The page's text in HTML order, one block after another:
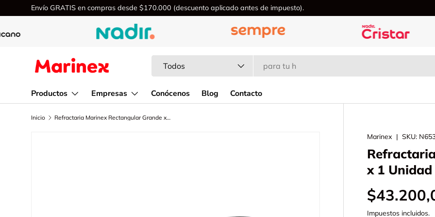
Ir al contenido
Envío GRATIS en compras desde $170.000 (descuento aplicado antes de impuesto).
Todos
Productos Empresas Conócenos Blog Contacto
Inicio Refractaria Marinex Rectangular Grande x 1 Unidad
Marinex |SKU:
x 1 Unidad
Impuestos incluidos.